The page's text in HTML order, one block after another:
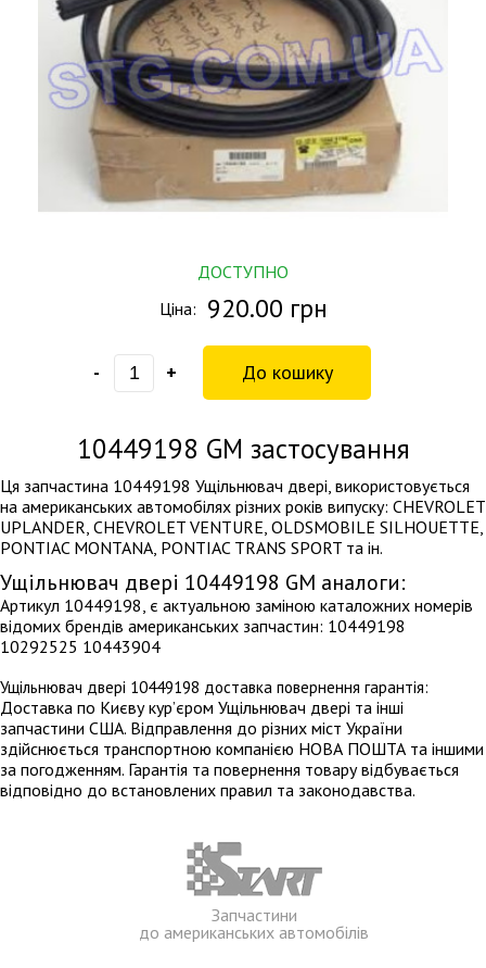
ДОСТУПНО
Ціна: 920.00 грн
- +
10449198 GM застосування
Ця запчастина 10449198 Ущільнювач двері, використовується
на американських автомобілях різних років випуску: CHEVROLET
UPLANDER, CHEVROLET VENTURE, OLDSMOBILE SILHOUETTE,
PONTIAC MONTANA, PONTIAC TRANS SPORT та ін.
Ущільнювач двері 10449198 GM аналоги:
Артикул 10449198, є актуальною заміною каталожних номерів
відомих брендів американських запчастин: 10449198
10292525 10443904
Ущільнювач двері 10449198 доставка повернення гарантія:
Доставка по Києву кур’єром Ущільнювач двері та інші
запчастини США. Відправлення до різних міст України
здійснюється транспортною компанією НОВА ПОШТА та іншими
за погодженням. Гарантія та повернення товару відбувається
відповідно до встановлених правил та законодавства.
Запчастини
до американських автомобілів